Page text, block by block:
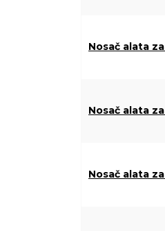
Nosač alata
Nosač alata
Nosač alata